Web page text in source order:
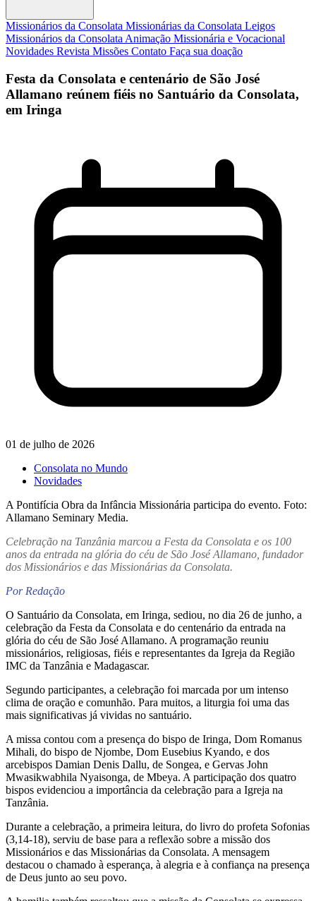
Missionários da Consolata Missionárias da Consolata Leigos
Missionários da Consolata Animação Missionária e Vocacional
Novidades Revista Missões Contato Faça sua doação
Festa da Consolata e centenário de São José
Allamano reúnem fiéis no Santuário da Consolata,
em Iringa
01 de julho de 2026
Consolata no Mundo
Novidades
A Pontifícia Obra da Infância Missionária participa do evento. Foto:
Allamano Seminary Media.
Celebração na Tanzânia marcou a Festa da Consolata e os 100
anos da entrada na glória do céu de São José Allamano, fundador
dos Missionários e das Missionárias da Consolata.
Por Redação
O Santuário da Consolata, em Iringa, sediou, no dia 26 de junho, a
celebração da Festa da Consolata e do centenário da entrada na
glória do céu de São José Allamano. A programação reuniu
missionários, religiosas, fiéis e representantes da Igreja da Região
IMC da Tanzânia e Madagascar.
Segundo participantes, a celebração foi marcada por um intenso
clima de oração e comunhão. Para muitos, a liturgia foi uma das
mais significativas já vividas no santuário.
A missa contou com a presença do bispo de Iringa, Dom Romanus
Mihali, do bispo de Njombe, Dom Eusebius Kyando, e dos
arcebispos Damian Denis Dallu, de Songea, e Gervas John
Mwasikwabhila Nyaisonga, de Mbeya. A participação dos quatro
bispos evidenciou a importância da celebração para a Igreja na
Tanzânia.
Durante a celebração, a primeira leitura, do livro do profeta Sofonias
(3,14-18), serviu de base para a reflexão sobre a missão dos
Missionários e das Missionárias da Consolata. A mensagem
destacou o chamado à esperança, à alegria e à confiança na presença
de Deus junto ao seu povo.